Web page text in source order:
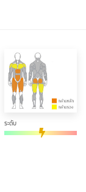
ระดับ